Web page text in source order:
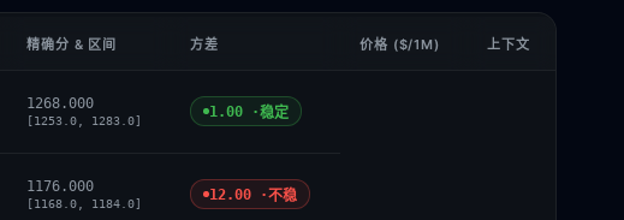
精确分 & 区间 方差 价格 ($/1M) 上下文
1268.000
[1253.0, 1283.0]
1.00 ·稳定
1176.000
[1168.0, 1184.0]
12.00 ·不稳